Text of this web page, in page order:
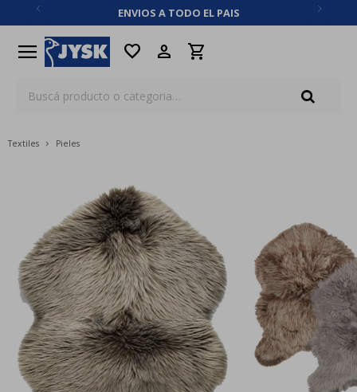
ENVIOS A TODO EL PAIS
menu favorite
Textiles Pieles
close